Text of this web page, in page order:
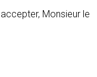
Monsieur le